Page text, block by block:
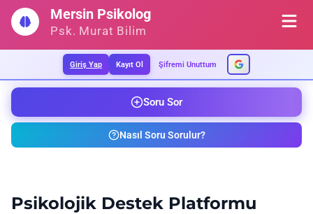
İçeriğe
geç
Mersin Psikolog
Psk. Murat Bilim
Giriş Yap Kayıt Ol Şifremi Unuttum
Soru Sor
Nasıl Soru Sorulur?
Psikolojik Destek Platformu